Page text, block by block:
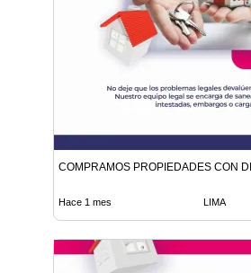
COMPRAMOS PROPIEDADES CON
Hace 1 mes LIMA